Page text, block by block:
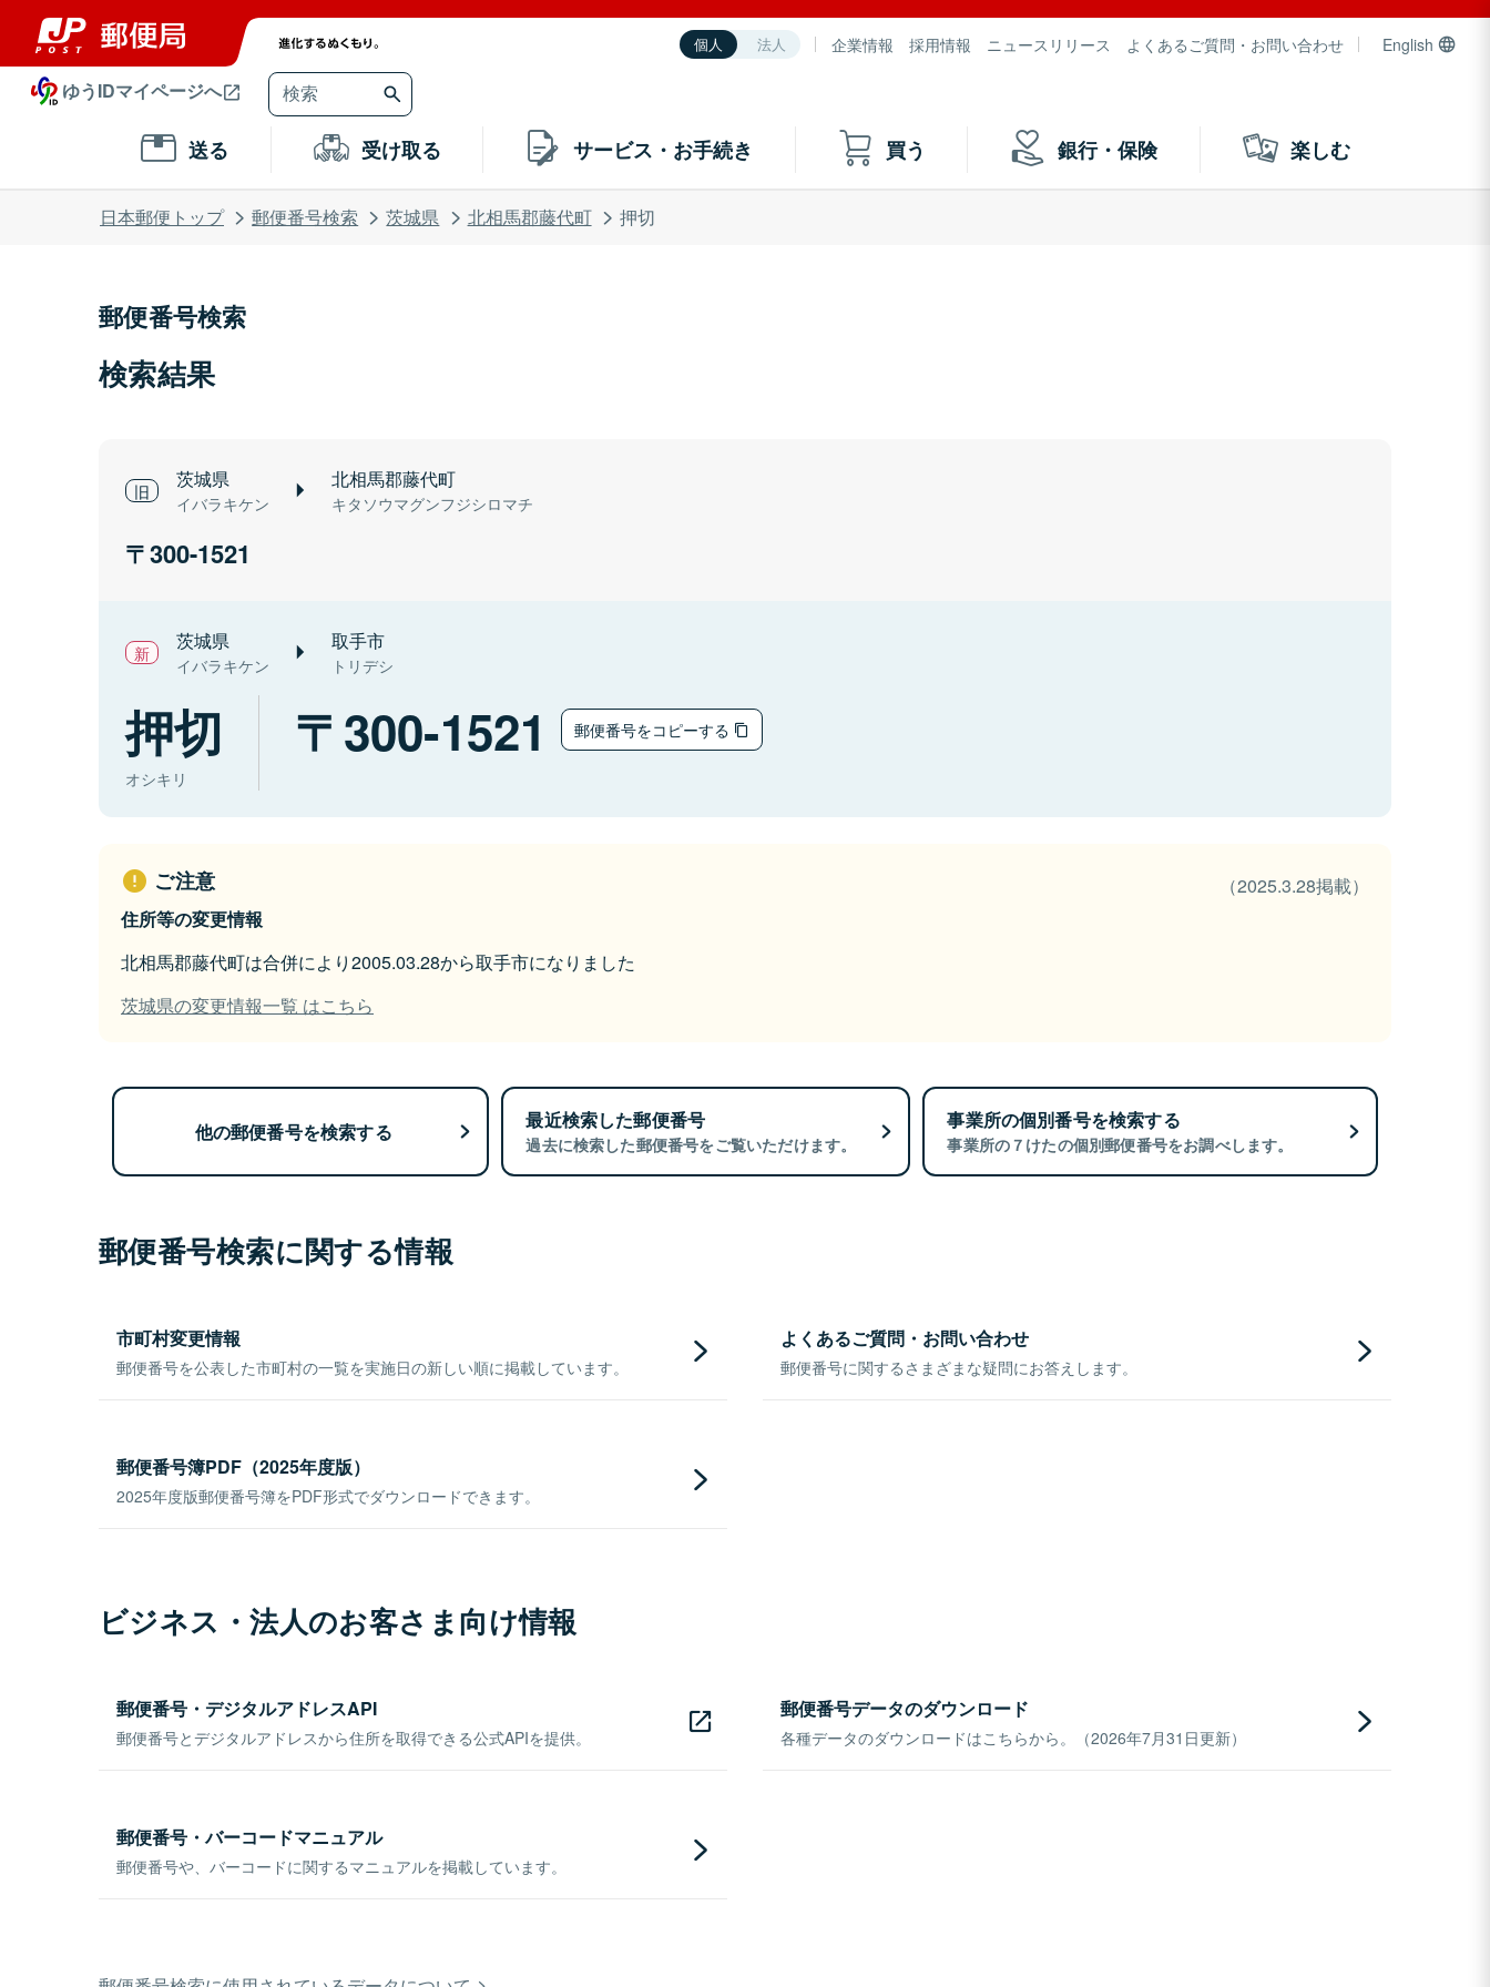
個人 法人 企業情報 採用情報 ニュースリリース よくあるご質問・お問い合わせ English
ゆうIDマイページへ
送る 受け取る サービス・お手続き 買う 銀行・保険 楽しむ
日本郵便トップ 郵便番号検索 茨城県 北相馬郡藤代町 押切
郵便番号検索
検索結果
茨城県
イバラキケン
北相馬郡藤代町
キタソウマグンフジシロマチ
300-1521
茨城県
イバラキケン
取手市
トリデシ
押切
オシキリ
300-1521 郵便番号をコピーする
ご注意
（2025.3.28掲載）
住所等の変更情報
北相馬郡藤代町は合併により2005.03.28から取手市になりました
茨城県の変更情報一覧 はこちら
他の郵便番号を検索する 最近検索した郵便番号
過去に検索した郵便番号をご覧いただけます。
事業所の個別番号を検索する
事業所の７けたの個別郵便番号をお調べします。
郵便番号検索に関する情報
市町村変更情報
郵便番号を公表した市町村の一覧を実施日の新しい順に掲載しています。
よくあるご質問・お問い合わせ
郵便番号に関するさまざまな疑問にお答えします。
郵便番号簿PDF（2025年度版）
2025年度版郵便番号簿をPDF形式でダウンロードできます。
ビジネス・法人のお客さま向け情報
郵便番号・デジタルアドレスAPI
郵便番号とデジタルアドレスから住所を取得できる公式APIを提供。
郵便番号データのダウンロード
各種データのダウンロードはこちらから。（2026年7月31日更新）
郵便番号・バーコードマニュアル
郵便番号や、バーコードに関するマニュアルを掲載しています。